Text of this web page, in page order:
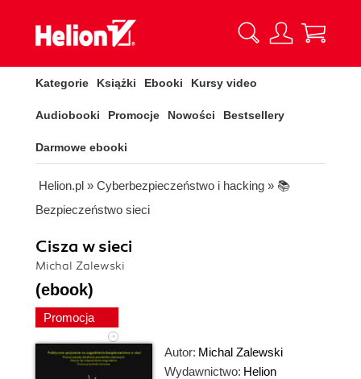
Kategorie Książki Ebooki Kursy video
Audiobooki Promocje Nowości Bestsellery
Darmowe ebooki
Helion.pl » Cyberbezpieczeństwo i hacking » 📚
Bezpieczeństwo sieci
Cisza w sieci
Michal Zalewski
(ebook)
Promocja
Autor: Michal Zalewski
Wydawnictwo: Helion